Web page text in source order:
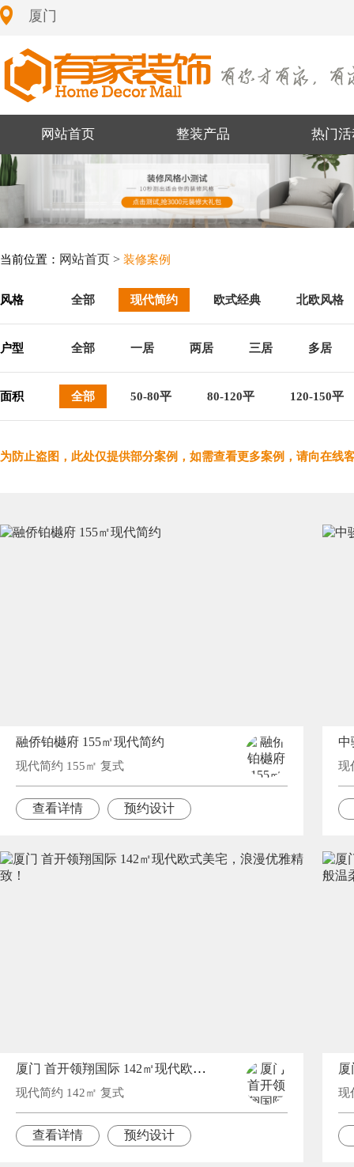
厦门
网站首页 整装产品 热门活
当前位置： 网站首页 > 装修案例
风格 全部 现代简约 欧式经典 北欧风格
户型 全部 一居 两居 三居 多居
面积 全部 50-80平 80-120平 120-150平
为防止盗图，此处仅提供部分案例，如需查看更多案例，请向在线
融侨铂樾府 155㎡现代简约
现代简约 155㎡ 复式
查看详情 预约设计
中
现
厦门 首开领翔国际 142㎡现代欧式美宅，浪漫优雅精致！
现代简约 142㎡ 复式
查看详情 预约设计
现